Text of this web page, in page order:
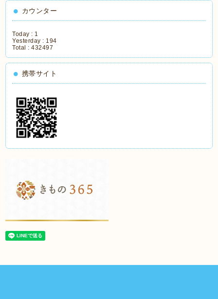
カウンター
Today : 1
Yesterday : 194
Total :432497
携帯サイト